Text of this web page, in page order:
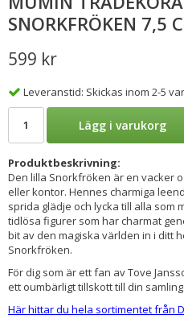
SNORKFRÖKEN 7,5
599 kr
Leveranstid: Skickas inom 2-5
Lägg i varukorg
Produktbeskrivning:
Den lilla Snorkfröken är en vacker
eller kontor. Hennes charmiga
sprida glädje och lycka till alla som
tidlösa figurer som har charmat
bit av den magiska världen in i ditt
Snorkfröken.
För dig som är ett fan av Tove
ett oumbärligt tillskott till din samling.
Här hittar du hela sortimentet från